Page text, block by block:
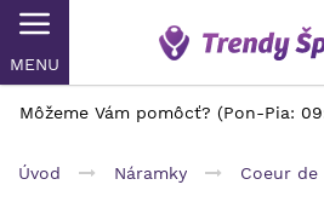
MENU
Môžeme Vám pomôcť? (Pon-Pia:
Úvod Náramky Coeur de